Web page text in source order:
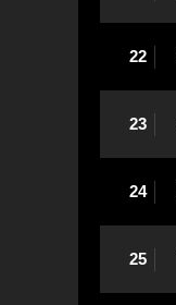
22
23
24
25